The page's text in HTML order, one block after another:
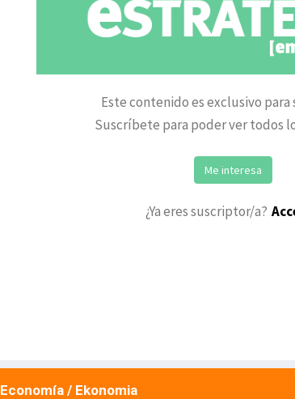
Este contenido es exclusivo
Suscríbete para poder ver todos
Me interesa
¿Ya eres suscriptor/a?
Economía / Ekonomia